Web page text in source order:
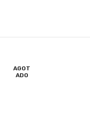
AGOT
ADO